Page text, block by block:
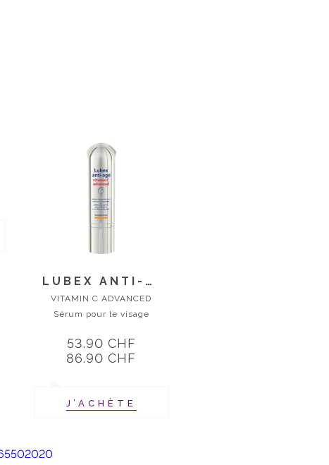
LUBEX ANTI-AGE
VITAMIN C ADVANCED
Sérum pour le visage
53.90 CHF
86.90 CHF
J’ACHÈTE